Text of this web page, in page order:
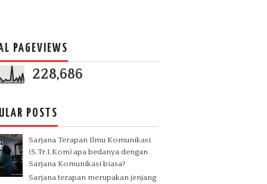
PAGEVIEWS
228,686
POSTS
Sarjana Terapan Ilmu Komunikasi
(S.Tr.I.Kom) apa bedanya dengan
Sarjana Komunikasi biasa?
Sarjana terapan merupakan jenjang